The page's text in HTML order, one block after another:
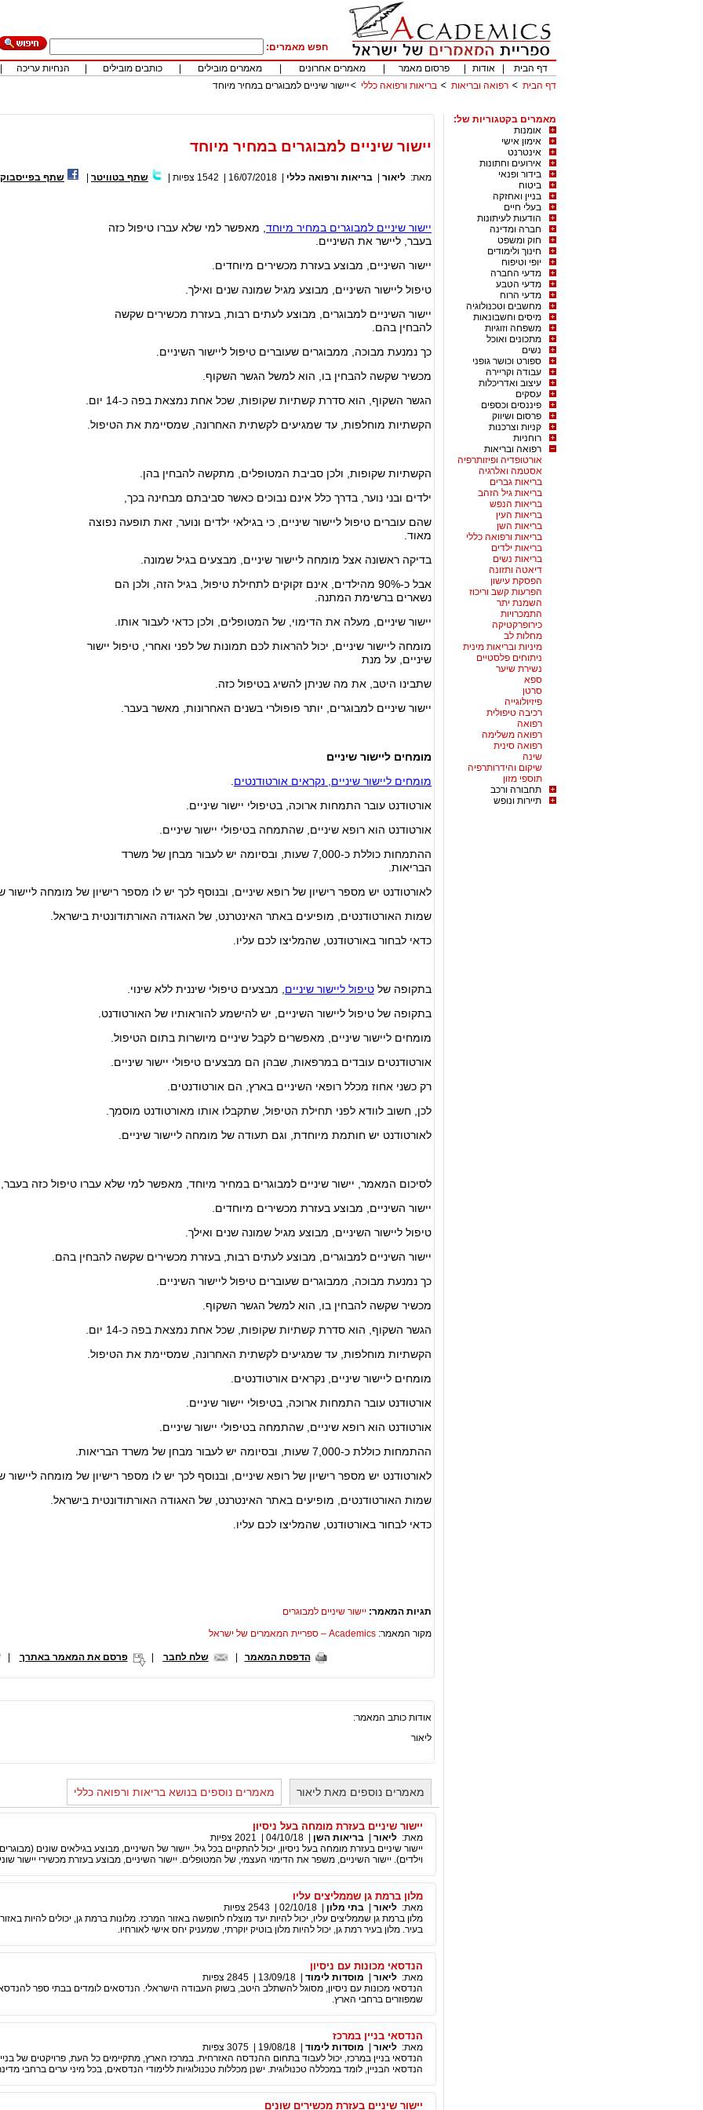
חפש מאמרים:
דף הבית
אודות פרסום מאמר מאמרים אחרונים מאמרים מובילים כותבים מובילים הנחיות עריכה
דף הבית
רפואה ובריאות בריאות ורפואה כללי יישור שיניים למבוגרים במחיר מיוחד
מאמרים בקטגוריות של:
אומנות
אימון אישי
אינטרנט
אירועים וחתונות
בידור ופנאי
ביטוח
בניין ואחזקה
בעלי חיים
הודעות לעיתונות
חברה ומדינה
חוק ומשפט
חינוך ולימודים
יופי וטיפוח
מדעי החברה
מדעי הטבע
מדעי הרוח
מחשבים וטכנולוגיה
מיסים וחשבונאות
משפחה וזוגיות
מתכונים ואוכל
נשים
ספורט וכושר גופני
עבודה וקריירה
עיצוב ואדריכלות
עסקים
פיננסים וכספים
פרסום ושיווק
קניות וצרכנות
רוחניות
רפואה ובריאות
אורטופדיה ופיזותרפיה
אסטמה ואלרגיה
בריאות גברים
בריאות גיל הזהב
בריאות הנפש
בריאות העין
בריאות השן
בריאות ורפואה כללי
בריאות ילדים
בריאות נשים
דיאטה ותזונה
הפסקת עישון
הפרעות קשב וריכוז
השמנת יתר
התמכרויות
כירופרקטיקה
מחלות לב
מיניות ובריאות מינית
ניתוחים פלסטיים
נשירת שיער
ספא
סרטן
פיזיולוגייה
רכיבה טיפולית
רפואה
רפואה משלימה
רפואה סינית
שינה
שיקום והידרותרפיה
תוספי מזון
תחבורה ורכב
תיירות ונופש
יישור שיניים למבוגרים במחיר מיוחד
מאת: ליאור בריאות ורפואה כללי 16/07/2018
1542 צפיות שתף בטוויטר שתף בפייסבוק
יישור שיניים למבוגרים במחיר מיוחד , מאפשר למי שלא עברו טיפול כזה
בעבר, ליישר את השיניים.
יישור השיניים, מבוצע בעזרת מכשירים מיוחדים.
טיפול ליישור השיניים, מבוצע מגיל שמונה שנים ואילך.
יישור השיניים למבוגרים, מבוצע לעתים רבות, בעזרת מכשירים שקשה
להבחין בהם.
כך נמנעת מבוכה, ממבוגרים שעוברים טיפול ליישור השיניים.
מכשיר שקשה להבחין בו, הוא למשל הגשר השקוף.
הגשר השקוף, הוא סדרת קשתיות שקופות, שכל אחת נמצאת בפה כ-14 יום.
הקשתיות מוחלפות, עד שמגיעים לקשתית האחרונה, שמסיימת את הטיפול.
הקשתיות שקופות, ולכן סביבת המטופלים, מתקשה להבחין בהן.
ילדים ובני נוער, בדרך כלל אינם נבוכים כאשר סביבתם מבחינה בכך,
שהם עוברים טיפול ליישור שיניים, כי בגילאי ילדים ונוער, זאת תופעה נפוצה
מאוד.
בדיקה ראשונה אצל מומחה ליישור שיניים, מבצעים בגיל שמונה.
אבל כ-90% מהילדים, אינם זקוקים לתחילת טיפול, בגיל הזה, ולכן הם
נשארים ברשימת המתנה.
יישור שיניים, מעלה את הדימוי, של המטופלים, ולכן כדאי לעבור אותו.
מומחה ליישור שיניים, יכול להראות לכם תמונות של לפני ואחרי, טיפול יישור
שיניים, על מנת
שתבינו היטב, את מה שניתן להשיג בטיפול כזה.
יישור שיניים למבוגרים, יותר פופולרי בשנים האחרונות, מאשר בעבר.
מומחים ליישור שיניים
מומחים ליישור שיניים, נקראים אורטודנטים
אורטודנט עובר התמחות ארוכה, בטיפולי יישור שיניים.
אורטודנט הוא רופא שיניים, שהתמחה בטיפולי יישור שיניים.
ההתמחות כוללת כ-7,000 שעות, ובסיומה יש לעבור מבחן של משרד
הבריאות.
לאורטודנט יש מספר רישיון של רופא שיניים, ובנוסף לכך יש לו מספר רישיון של מומחה ליישור
שמות האורטודנטים, מופיעים באתר האינטרנט, של האגודה האורתודונטית בישראל.
כדאי לבחור באורטודנט, שהמליצו לכם עליו.
בתקופה של טיפול ליישור שיניים , מבצעים טיפולי שיננית ללא שינוי.
בתקופה של טיפול ליישור השיניים, יש להישמע להוראותיו של האורטודנט.
מומחים ליישור שיניים, מאפשרים לקבל שיניים מיושרות בתום הטיפול.
אורטודנטים עובדים במרפאות, שבהן הם מבצעים טיפולי יישור שיניים.
רק כשני אחוז מכלל רופאי השיניים בארץ, הם אורטודנטים.
לכן, חשוב לוודא לפני תחילת הטיפול, שתקבלו אותו מאורטודנט מוסמך.
לאורטודנט יש חותמת מיוחדת, וגם תעודה של מומחה ליישור שיניים.
לסיכום המאמר, יישור שיניים למבוגרים במחיר מיוחד, מאפשר למי שלא עברו טיפול כזה בעבר,
יישור השיניים, מבוצע בעזרת מכשירים מיוחדים.
טיפול ליישור השיניים, מבוצע מגיל שמונה שנים ואילך.
יישור השיניים למבוגרים, מבוצע לעתים רבות, בעזרת מכשירים שקשה להבחין בהם.
כך נמנעת מבוכה, ממבוגרים שעוברים טיפול ליישור השיניים.
מכשיר שקשה להבחין בו, הוא למשל הגשר השקוף.
הגשר השקוף, הוא סדרת קשתיות שקופות, שכל אחת נמצאת בפה כ-14 יום.
הקשתיות מוחלפות, עד שמגיעים לקשתית האחרונה, שמסיימת את הטיפול.
מומחים ליישור שיניים, נקראים אורטודנטים.
אורטודנט עובר התמחות ארוכה, בטיפולי יישור שיניים.
אורטודנט הוא רופא שיניים, שהתמחה בטיפולי יישור שיניים.
ההתמחות כוללת כ-7,000 שעות, ובסיומה יש לעבור מבחן של משרד הבריאות.
לאורטודנט יש מספר רישיון של רופא שיניים, ובנוסף לכך יש לו מספר רישיון של מומחה ליישור
שמות האורטודנטים, מופיעים באתר האינטרנט, של האגודה האורתודונטית בישראל.
כדאי לבחור באורטודנט, שהמליצו לכם עליו.
תגיות המאמר: יישור שיניים למבוגרים
מקור המאמר: Academics – ספריית המאמרים של ישראל
הדפסת המאמר שלח לחבר פרסם את המאמר באתרך |
אודות כותב המאמר:
ליאור
מאמרים נוספים מאת ליאור מאמרים נוספים בנושא בריאות ורפואה כללי
יישור שיניים בעזרת מומחה בעל ניסיון
מאת: ליאור בריאות השן 04/10/18
2021 צפיות
יישור שיניים בעזרת מומחה בעל ניסיון, יכול להתקיים בכל גיל. יישור של השיניים, מבוצע בגילאים שונים
וילדים). יישור השיניים, משפר את הדימוי העצמי, של המטופלים. יישור השיניים, מבוצע בעזרת מכשירי יישור
מלון ברמת גן שממליצים עליו
מאת: ליאור בתי מלון 02/10/18
2543 צפיות
מלון ברמת גן שממליצים עליו, יכול להיות יעד מוצלח לחופשה באזור המרכז. מלונות ברמת גן, יכולים להיות
בעיר. מלון בעיר רמת גן, יכול להיות מלון בוטיק יוקרתי, שמעניק יחס אישי לאורחיו.
הנדסאי מכונות עם ניסיון
מאת: ליאור מוסדות לימוד 13/09/18
2845 צפיות
הנדסאי מכונות עם ניסיון, מסוגל להשתלב היטב, בשוק העבודה הישראלי. הנדסאים לומדים בבתי ספר
שמפוזרים ברחבי הארץ.
הנדסאי בניין במרכז
מאת: ליאור מוסדות לימוד 19/08/18
3075 צפיות
הנדסאי בניין במרכז, יכול לעבוד בתחום ההנדסה האזרחית. במרכז הארץ, מתקיימים כל העת, פרויקטים של
הנדסאי הבניין, לומד במכללה טכנולוגית. ישנן מכללות טכנולוגיות ללימודי הנדסאים, בכל מיני ערים ברחבי
יישור שיניים בעזרת מכשירים שונים